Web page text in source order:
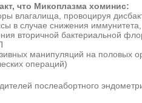
что Микоплазма хоминис:
влагалища, провоцируя
в случае снижения иммунитета,
вторичной бактериальной
манипуляций на половых
операций)
послеабортного